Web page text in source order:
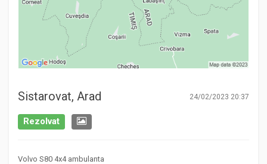
Sistarovat, Arad 24/02/2023 20:37
Rezolvat
Volvo S80 4x4 ambulanta